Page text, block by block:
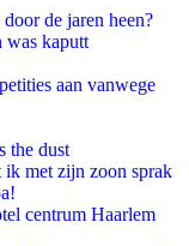
de jaren heen?
was kaputt
aan vanwege
the dust
met zijn zoon sprak
centrum Haarlem